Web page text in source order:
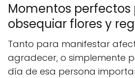
Momentos perfectos
obsequiar flores y
Tanto para manifestar
agradecer, o simplemente
día de esa persona